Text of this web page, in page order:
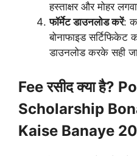
हस्ताक्षर और मोहर
फॉर्मेट डाउनलोड करें:
बोनाफाइड सर्टिफिकेट
डाउनलोड करके सही
Fee रसीद क्या है?
Scholarship
Kaise Banaye